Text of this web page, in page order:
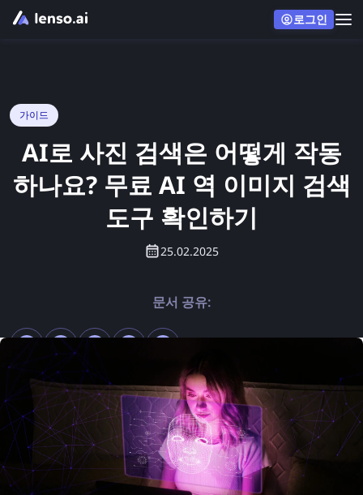
로그인
가이드
AI로 사진 검색은 어떻게 작동
하나요? 무료 AI 역 이미지 검색
도구 확인하기
25.02.2025
문서 공유: